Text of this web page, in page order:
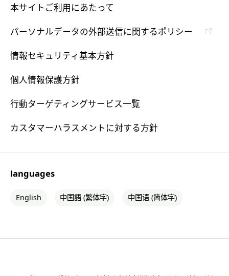
本サイトご利用にあたって
パーソナルデータの外部送信に関するポリシー
情報セキュリティ基本方針
個人情報保護方針
行動ターゲティングサービス一覧
カスタマーハラスメントに対する方針
languages
English 中国語 (繁体字) 中国语 (简体字)